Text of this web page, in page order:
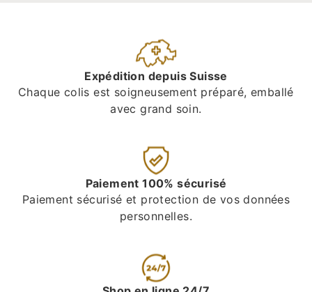
Expédition depuis Suisse
Chaque colis est soigneusement préparé, emballé
avec grand soin.
Paiement 100% sécurisé
Paiement sécurisé et protection de vos données
personnelles.